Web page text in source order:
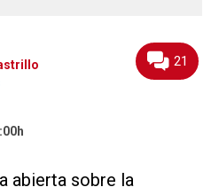
21
abierta sobre la